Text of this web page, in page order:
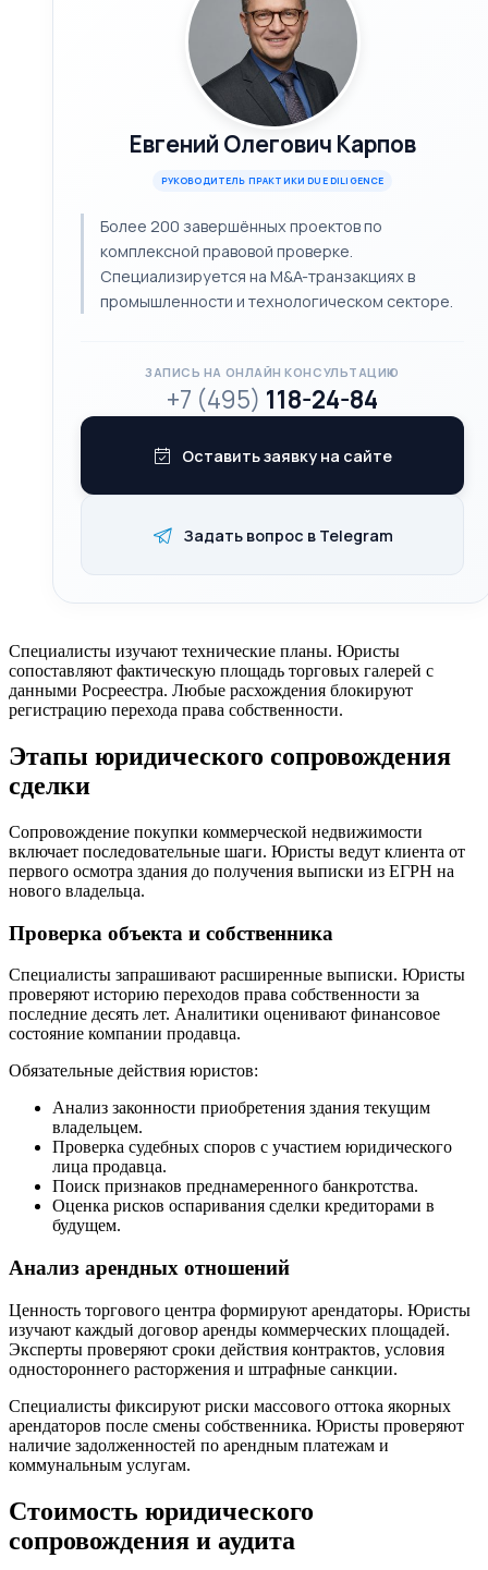
Евгений Олегович Карпов
РУКОВОДИТЕЛЬ ПРАКТИКИ DUE DILIGENCE
Более 200 завершённых проектов по
комплексной правовой проверке.
Специализируется на M&A-транзакциях в
промышленности и технологическом секторе.
ЗАПИСЬ НА ОНЛАЙН КОНСУЛЬТАЦИЮ
+7 (495) 118-24-84
Оставить заявку на сайте
Задать вопрос в Telegram
Специалисты изучают технические планы. Юристы
сопоставляют фактическую площадь торговых галерей с
данными Росреестра. Любые расхождения блокируют
регистрацию перехода права собственности.
Этапы юридического сопровождения
сделки
Сопровождение покупки коммерческой недвижимости
включает последовательные шаги. Юристы ведут клиента от
первого осмотра здания до получения выписки из ЕГРН на
нового владельца.
Проверка объекта и собственника
Специалисты запрашивают расширенные выписки. Юристы
проверяют историю переходов права собственности за
последние десять лет. Аналитики оценивают финансовое
состояние компании продавца.
Обязательные действия юристов:
Анализ законности приобретения здания текущим
владельцем.
Проверка судебных споров с участием юридического
лица продавца.
Поиск признаков преднамеренного банкротства.
Оценка рисков оспаривания сделки кредиторами в
будущем.
Анализ арендных отношений
Ценность торгового центра формируют арендаторы. Юристы
изучают каждый договор аренды коммерческих площадей.
Эксперты проверяют сроки действия контрактов, условия
одностороннего расторжения и штрафные санкции.
Специалисты фиксируют риски массового оттока якорных
арендаторов после смены собственника. Юристы проверяют
наличие задолженностей по арендным платежам и
коммунальным услугам.
Стоимость юридического
сопровождения и аудита